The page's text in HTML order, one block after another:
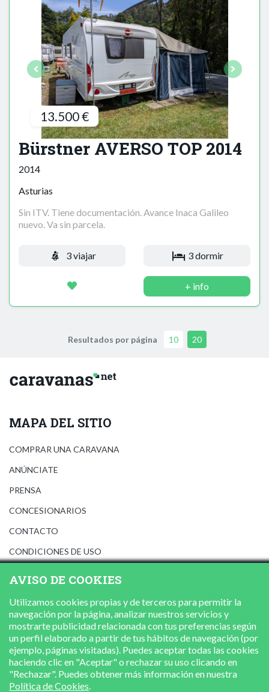
13.500 €
Bürstner AVERSO TOP 2014
2014
Asturias
Sin ITV. Tiene documentación. Avance Inaca Galileo
nuevo. Va sin parcela.
3 viajar 3 dormir
+ info
Resultados por página 10 20
MAPA DEL SITIO
COMPRAR UNA CARAVANA
ANÚNCIATE
PRENSA
CONCESIONARIOS
CONTACTO
CONDICIONES DE USO
POLÍTICA DE COOKIES
AVISO DE COOKIES
Utilizamos cookies propias y de terceros para permitir la
navegación por la página, analizar nuestros servicios y
mostrarte publicidad relacionada con tus preferencias según
un perfil elaborado a partir de tus hábitos de navegación (por
ejemplo, páginas visitadas). Puedes aceptar todas las cookies
haciendo clic en "Aceptar" o rechazar su uso clicando en
"Rechazar". Puedes obtener más información en nuestra
Política de Cookies.